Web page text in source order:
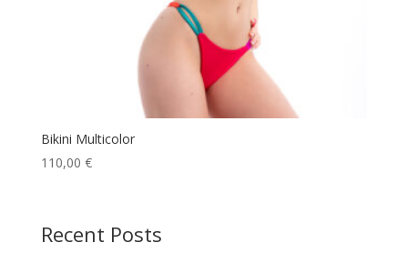
Bikini Multicolor
110,00 €
Recent Posts